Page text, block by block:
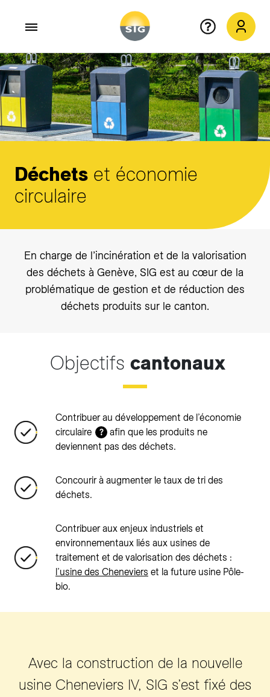
Aller au contenu principal
Déchets et économie
circulaire
En charge de l’incinération et de la valorisation
des déchets à Genève, SIG est au cœur de la
problématique de gestion et de réduction des
déchets produits sur le canton.
Objectifs cantonaux
Contribuer au développement de l’économie
circulaire
?
afin que les produits ne
deviennent pas des déchets.
Concourir à augmenter le taux de tri des
déchets.
Contribuer aux enjeux industriels et
environnementaux liés aux usines de
traitement et de valorisation des déchets :
l’usine des Cheneviers et la future usine Pôle-
bio.
Avec la construction de la nouvelle
usine Cheneviers IV, SIG s’est fixé des